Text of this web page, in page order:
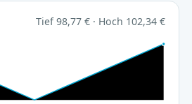
Tief 98,77 € · Hoch 102,34 €